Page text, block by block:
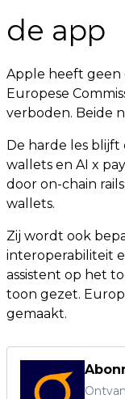
de app
Apple heeft geen
Europese
verboden. Beide
De harde les blijft
wallets en AI x
door on-chain
wallets.
Zij wordt ook
interoperabiliteit
assistent op het
toon gezet.
gemaakt.